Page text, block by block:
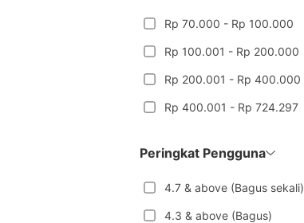
Rp 70.000 - Rp 100.000
Rp 100.001 - Rp 200.000
Rp 200.001 - Rp 400.000
Rp 400.001 - Rp 724.297
Peringkat Pengguna
4.7 & above (Bagus sekali)
4.3 & above (Bagus)